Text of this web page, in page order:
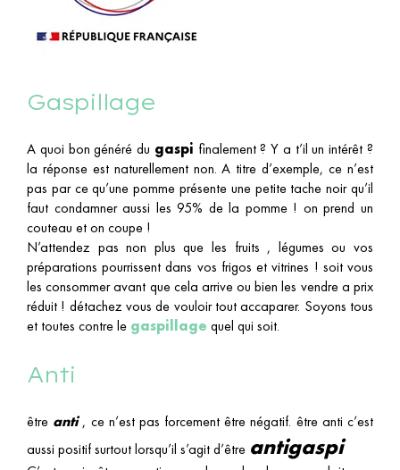
Gaspillage
A quoi bon généré du gaspi finalement ? Y a t’il un intérêt ?
la réponse est naturellement non. A titre d’exemple, ce n’est
pas par ce qu’une pomme présente une petite tache noir qu’il
faut condamner aussi les 95% de la pomme ! on prend un
couteau et on coupe !
N’attendez pas non plus que les fruits , légumes ou vos
préparations pourrissent dans vos frigos et vitrines ! soit vous
les consommer avant que cela arrive ou bien les vendre a prix
réduit ! détachez vous de vouloir tout accaparer. Soyons tous
et toutes contre le gaspillage quel qui soit.
Anti
être anti, ce n’est pas forcement être négatif. être anti c’est
aussi positif surtout lorsqu’il s’agit d’être antigaspi